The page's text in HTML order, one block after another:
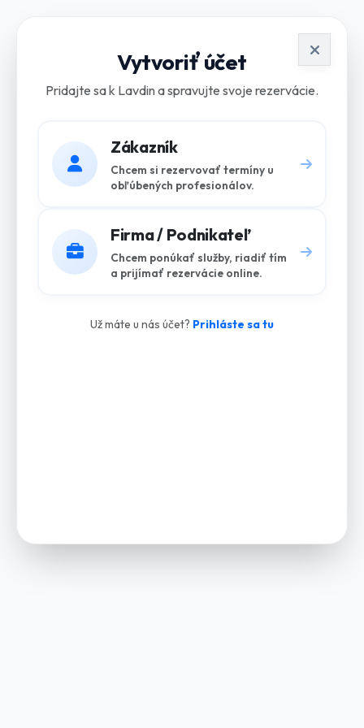
Vytvoriť účet
Pridajte sa k Lavdin a spravujte svoje rezervácie.
Zákazník
Chcem si rezervovať termíny u
obľúbených profesionálov.
Firma / Podnikateľ
Chcem ponúkať služby, riadiť tím
a prijímať rezervácie online.
Už máte u nás účet? Prihláste sa tu